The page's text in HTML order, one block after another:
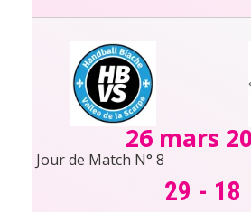
26 mars
Jour de Match N° 8
29 - 18